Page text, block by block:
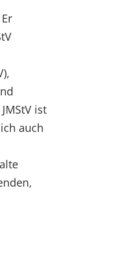
ist
auch